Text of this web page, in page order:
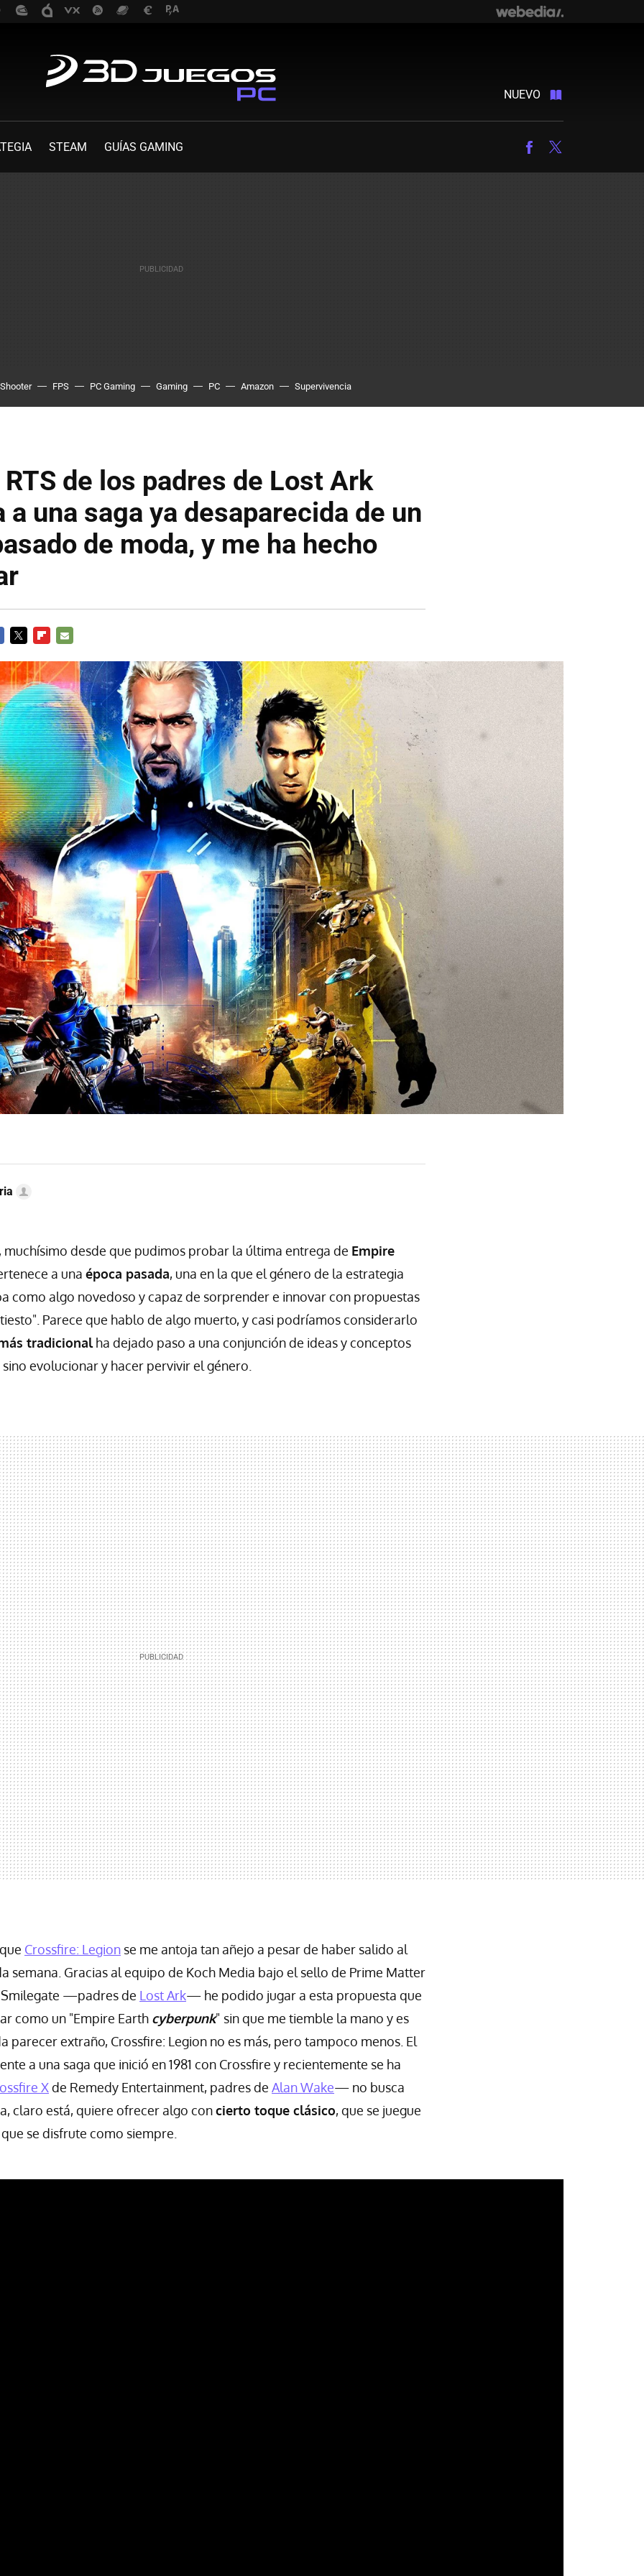
NUEVO
STEAM GUÍAS GAMING Facebook
Shooter FPS PC Gaming Gaming PC Amazon Supervivencia
de los padres de Lost Ark
a una saga ya desaparecida de un
de moda, y me ha hecho
MAIL
desde que pudimos probar la última entrega de Empire
a una época pasada, una en la que el género de la estrategia
como algo novedoso y capaz de sorprender e innovar con propuestas
Parece que hablo de algo muerto, y casi podríamos considerarlo
tradicionalha dejado paso a una conjunción de ideas y conceptos
evolucionar y hacer pervivir el género.
Crossfire: Legion se me antoja tan añejo a pesar de haber salido al
semana. Gracias al equipo de Koch Media bajo el sello de Prime Matter
Smilegate —padres de Lost Ark— he podido jugar a esta propuesta que
como un "Empire Earth cyberpunk" sin que me tiemble la mano y es
parecer extraño, Crossfire: Legion no es más, pero tampoco menos. El
a una saga que inició en 1981 con Crossfire y recientemente se ha
Xde Remedy Entertainment, padres de Alan Wake— no busca
claro está, quiere ofrecer algo concierto toque clásico, que se juegue
se disfrute como siempre.